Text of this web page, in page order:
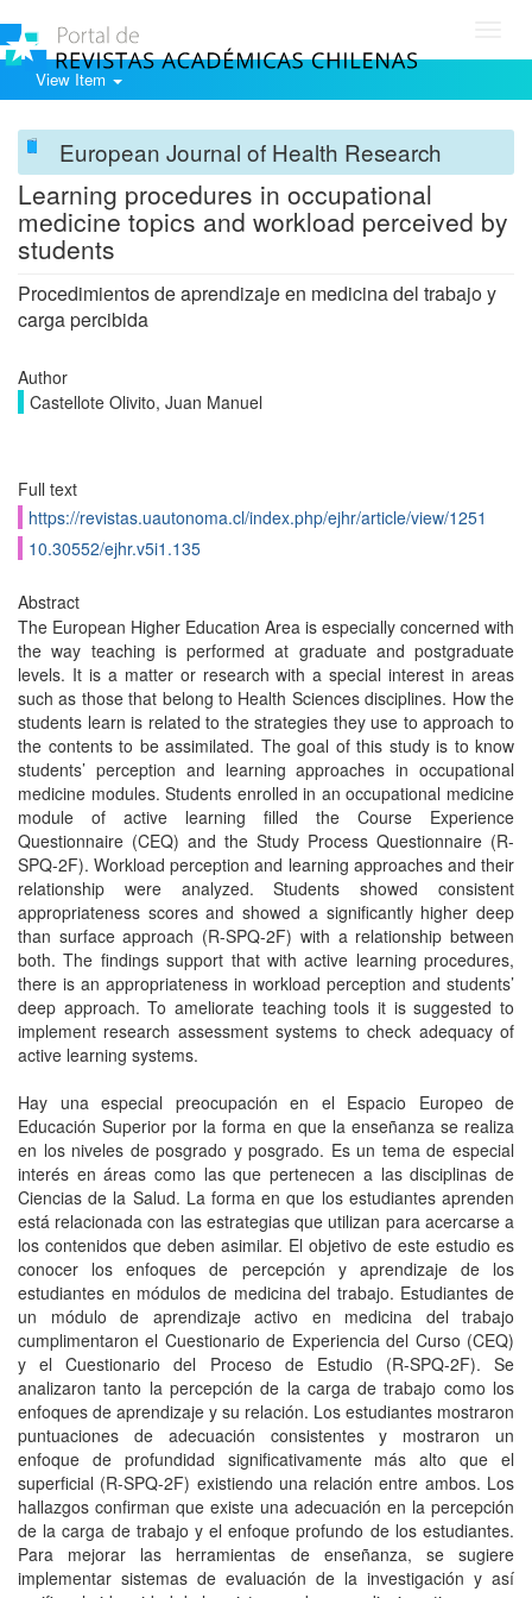
View Item
European Journal of Health Research
Learning procedures in occupational
medicine topics and workload perceived by
students
Procedimientos de aprendizaje en medicina del trabajo y
carga percibida
Author
Castellote Olivito, Juan Manuel
Full text
https://revistas.uautonoma.cl/index.php/ejhr/article/view/1251
10.30552/ejhr.v5i1.135
Abstract
The European Higher Education Area is especially concerned with
the way teaching is performed at graduate and postgraduate
levels. It is a matter or research with a special interest in areas
such as those that belong to Health Sciences disciplines. How the
students learn is related to the strategies they use to approach to
the contents to be assimilated. The goal of this study is to know
students’ perception and learning approaches in occupational
medicine modules. Students enrolled in an occupational medicine
module of active learning filled the Course Experience
Questionnaire (CEQ) and the Study Process Questionnaire (R-
SPQ-2F). Workload perception and learning approaches and their
relationship were analyzed. Students showed consistent
appropriateness scores and showed a significantly higher deep
than surface approach (R-SPQ-2F) with a relationship between
both. The findings support that with active learning procedures,
there is an appropriateness in workload perception and students’
deep approach. To ameliorate teaching tools it is suggested to
implement research assessment systems to check adequacy of
active learning systems.
Hay una especial preocupación en el Espacio Europeo de
Educación Superior por la forma en que la enseñanza se realiza
en los niveles de posgrado y posgrado. Es un tema de especial
interés en áreas como las que pertenecen a las disciplinas de
Ciencias de la Salud. La forma en que los estudiantes aprenden
está relacionada con las estrategias que utilizan para acercarse a
los contenidos que deben asimilar. El objetivo de este estudio es
conocer los enfoques de percepción y aprendizaje de los
estudiantes en módulos de medicina del trabajo. Estudiantes de
un módulo de aprendizaje activo en medicina del trabajo
cumplimentaron el Cuestionario de Experiencia del Curso (CEQ)
y el Cuestionario del Proceso de Estudio (R-SPQ-2F). Se
analizaron tanto la percepción de la carga de trabajo como los
enfoques de aprendizaje y su relación. Los estudiantes mostraron
puntuaciones de adecuación consistentes y mostraron un
enfoque de profundidad significativamente más alto que el
superficial (R-SPQ-2F) existiendo una relación entre ambos. Los
hallazgos confirman que existe una adecuación en la percepción
de la carga de trabajo y el enfoque profundo de los estudiantes.
Para mejorar las herramientas de enseñanza, se sugiere
implementar sistemas de evaluación de la investigación y así